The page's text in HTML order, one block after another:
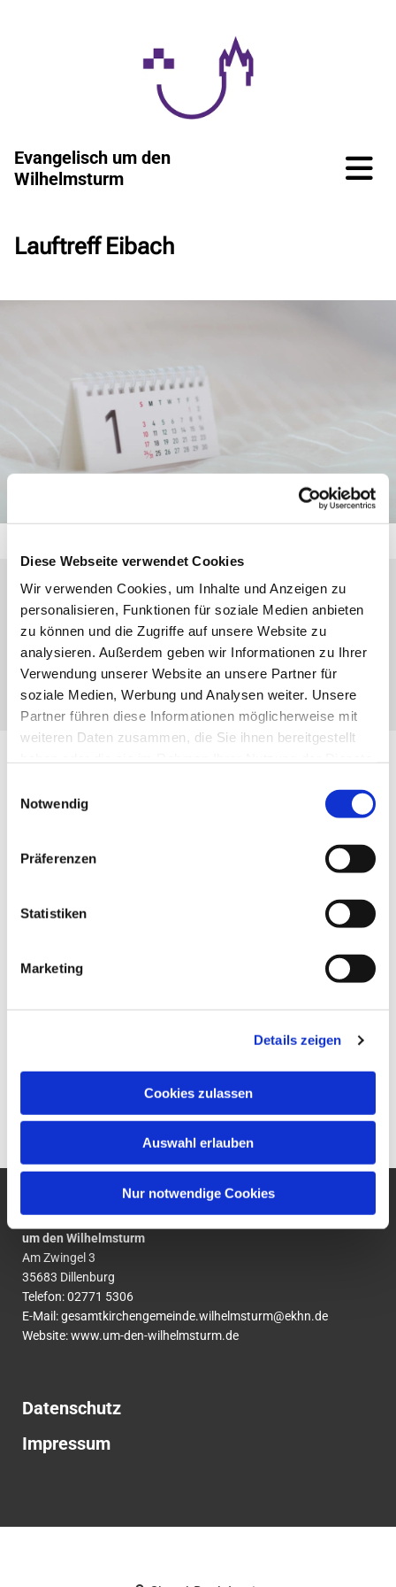
Diese Webseite verwendet Cookies
Wir verwenden Cookies, um Inhalte und Anzeigen zu
personalisieren, Funktionen für soziale Medien anbieten
zu können und die Zugriffe auf unsere Website zu
analysieren. Außerdem geben wir Informationen zu Ihrer
Verwendung unserer Website an unsere Partner für
soziale Medien, Werbung und Analysen weiter. Unsere
Partner führen diese Informationen möglicherweise mit
weiteren Daten zusammen, die Sie ihnen bereitgestellt
Notwendig
Präferenzen
Statistiken
Marketing
Details zeigen
Cookies zulassen
Auswahl erlauben
Nur notwendige Cookies
Evangelisch um den
Wilhelmsturm
Lauftreff Eibach
Montag, 22. November 2027, 18:00 Uhr
Eibach, Weihergarten 17, 35689
Dillenburg-Eibach
Ev. Gesamtkirchengemeinde
um den Wilhelmsturm
Am Zwingel 3
35683 Dillenburg
Telefon:02771 5306
E-Mail:gesamtkirchengemeinde.wilhelmsturm@ekhn.de
Website: www.um-den-wilhelmsturm.de
Datenschutz
Impressum